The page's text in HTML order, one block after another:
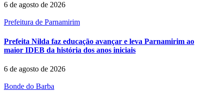
6 de agosto de 2026
Prefeitura de Parnamirim
Prefeita Nilda faz educação avançar e leva Parnamirim ao
maior IDEB da história dos anos iniciais
6 de agosto de 2026
Bonde do Barba